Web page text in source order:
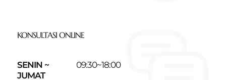
KONSULTASI ONLINE
SENIN ~
JUMAT
09:30~18:00